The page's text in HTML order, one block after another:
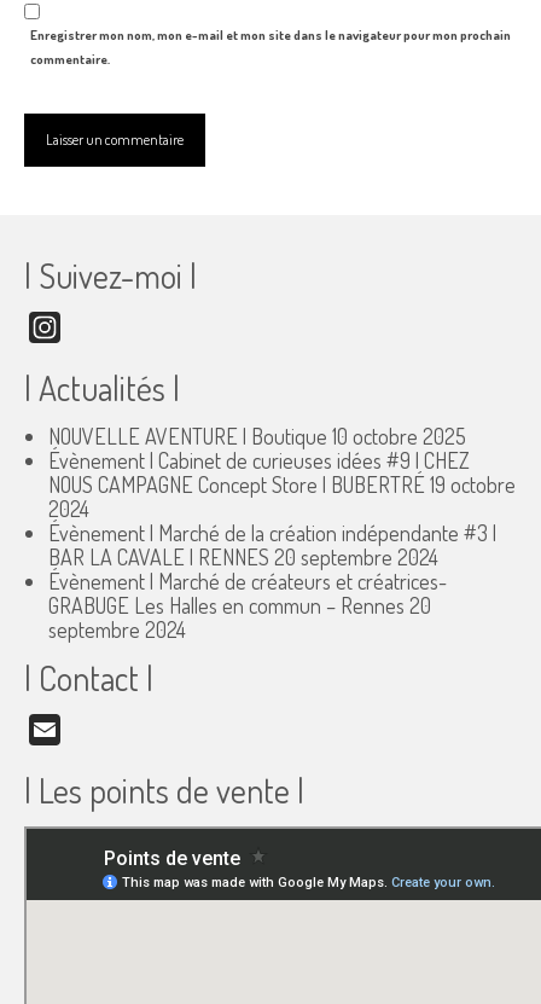
Enregistrer mon nom, mon e-mail et mon site dans le navigateur pour mon prochain
commentaire.
| Suivez-moi |
| Actualités |
NOUVELLE AVENTURE | Boutique 10 octobre 2025
Évènement | Cabinet de curieuses idées #9 | CHEZ
NOUS CAMPAGNE Concept Store | BUBERTRÉ 19 octobre
2024
Évènement | Marché de la création indépendante #3 |
BAR LA CAVALE | RENNES 20 septembre 2024
Évènement | Marché de créateurs et créatrices-
GRABUGE Les Halles en commun – Rennes 20
septembre 2024
| Contact |
| Les points de vente |